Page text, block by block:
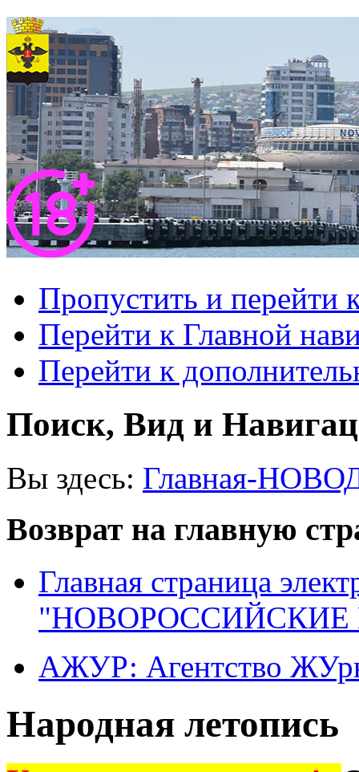
Пропустить и перейти
Перейти к Главной
Перейти к
Поиск, Вид и
Вы здесь: Главная-
Возврат на главную
Главная страница
"НОВОРОССИЙСКИЕ
АЖУР: Агентство
Народная летопись